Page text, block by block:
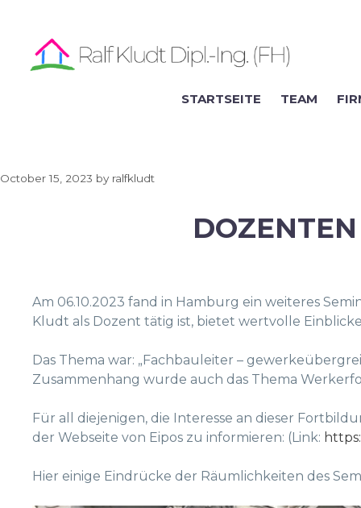
content
STARTSEITE TEAM
October 15, 2023 by ralfkludt
Am 06.10.2023 fand in Hamburg ein weiteres
Kludt als Dozent tätig ist, bietet wertvolle
Das Thema war: „Fachbauleiter –
Zusammenhang wurde auch das Thema
Für all diejenigen, die Interesse an dieser
der Webseite von Eipos zu informieren: (Link:
Hier einige Eindrücke der Räumlichkeiten des